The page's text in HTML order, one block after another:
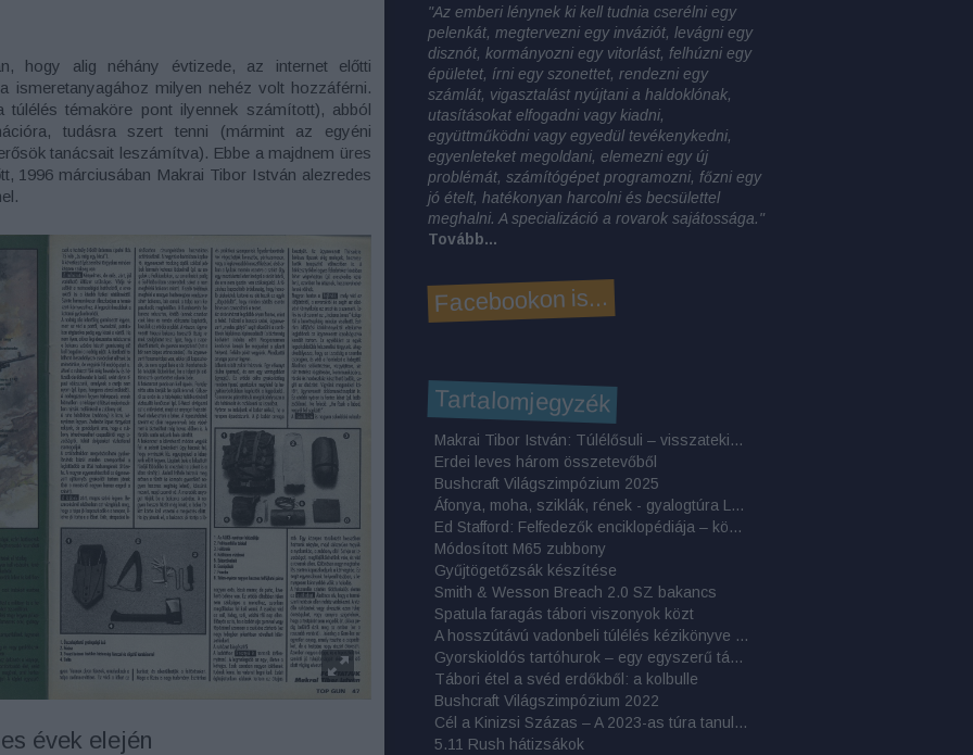
hogy alig néhány évtizede, az internet előtti
ismeretanyagához milyen nehéz volt hozzáférni.
témaköre pont ilyennek számított), abból
tudásra szert tenni (mármint az egyéni
tanácsait leszámítva). Ebbe a majdnem üres
1996 márciusában Makrai Tibor István alezredes
évek elején
"Az emberi lénynek ki kell tudnia cserélni egy
pelenkát, megtervezni egy inváziót, levágni egy
disznót, kormányozni egy vitorlást, felhúzni egy
épületet, írni egy szonettet, rendezni egy
számlát, vigasztalást nyújtani a haldoklónak,
utasításokat elfogadni vagy kiadni,
együttműködni vagy egyedül tevékenykedni,
egyenleteket megoldani, elemezni egy új
problémát, számítógépet programozni, főzni egy
jó ételt, hatékonyan harcolni és becsülettel
meghalni. A specializáció a rovarok sajátossága."
Tovább...
Facebookon is...
Tartalomjegyzék
Makrai Tibor István: Túlélősuli – visszatekintő elemzés
Erdei leves három összetevőből
Bushcraft Világszimpózium 2025
Áfonya, moha, sziklák, rének - gyalogtúra Lappföldön
Ed Stafford: Felfedezők ​enciklopédiája – könyvkritika
Módosított M65 zubbony
Gyűjtögetőzsák készítése
Smith & Wesson Breach 2.0 SZ bakancs
Spatula faragás tábori viszonyok közt
A hosszútávú vadonbeli túlélés kézikönyve – könyvelemzés
Gyorskioldós tartóhurok – egy egyszerű tábori rögzítőeszköz
Tábori étel a svéd erdőkből: a kolbulle
Bushcraft Világszimpózium 2022
Cél a Kinizsi Százas – A 2023-as túra tanulságai
5.11 Rush hátizsákok